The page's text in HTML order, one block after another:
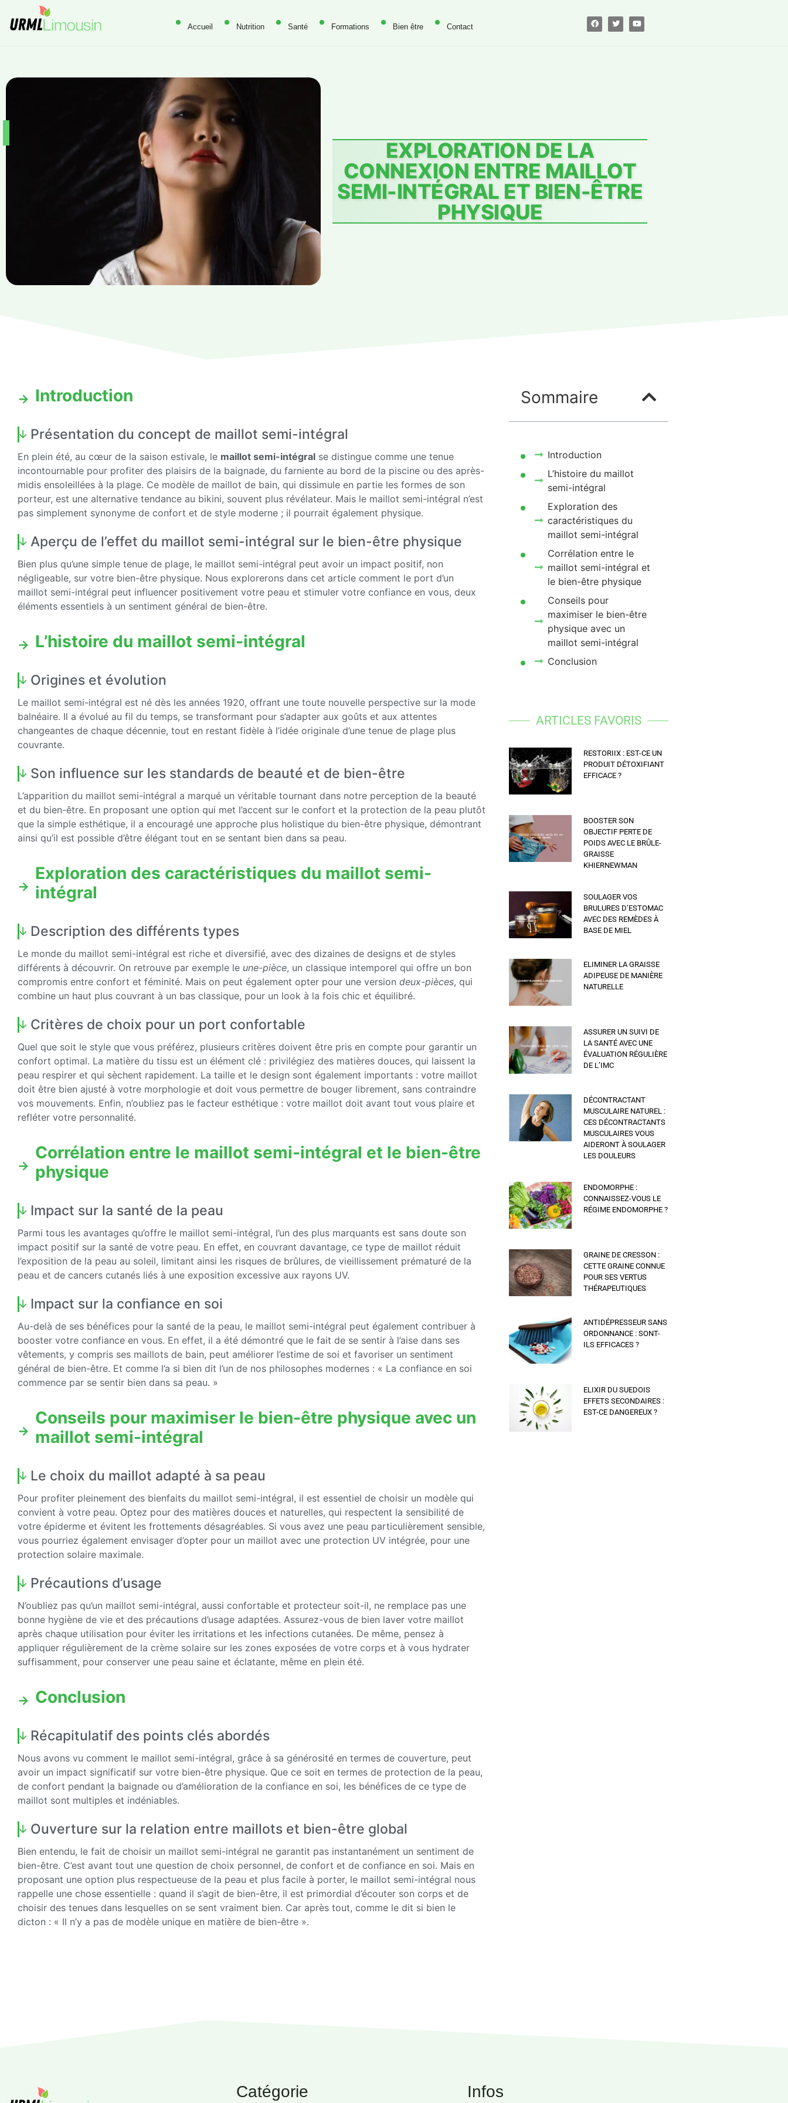
Accueil Nutrition Santé Formations Bien être Contact
EXPLORATION DE LA
CONNEXION ENTRE MAILLOT
SEMI-INTÉGRAL ET BIEN-ÊTRE
PHYSIQUE
Introduction
Présentation du concept de maillot semi-intégral
En plein été, au cœur de la saison estivale, le maillot semi-intégral se distingue comme une tenue
incontournable pour profiter des plaisirs de la baignade, du farniente au bord de la piscine ou des après-
midis ensoleillées à la plage. Ce modèle de maillot de bain, qui dissimule en partie les formes de son
porteur, est une alternative tendance au bikini, souvent plus révélateur. Mais le maillot semi-intégral n’est
pas simplement synonyme de confort et de style moderne ; il pourrait également physique.
Aperçu de l’effet du maillot semi-intégral sur le bien-être physique
Bien plus qu’une simple tenue de plage, le maillot semi-intégral peut avoir un impact positif, non
négligeable, sur votre bien-être physique. Nous explorerons dans cet article comment le port d’un
maillot semi-intégral peut influencer positivement votre peau et stimuler votre confiance en vous, deux
éléments essentiels à un sentiment général de bien-être.
L’histoire du maillot semi-intégral
Origines et évolution
Le maillot semi-intégral est né dès les années 1920, offrant une toute nouvelle perspective sur la mode
balnéaire. Il a évolué au fil du temps, se transformant pour s’adapter aux goûts et aux attentes
changeantes de chaque décennie, tout en restant fidèle à l’idée originale d’une tenue de plage plus
couvrante.
Son influence sur les standards de beauté et de bien-être
L’apparition du maillot semi-intégral a marqué un véritable tournant dans notre perception de la beauté
et du bien-être. En proposant une option qui met l’accent sur le confort et la protection de la peau plutôt
que la simple esthétique, il a encouragé une approche plus holistique du bien-être physique, démontrant
ainsi qu’il est possible d’être élégant tout en se sentant bien dans sa peau.
Exploration des caractéristiques du maillot semi-
intégral
Description des différents types
Le monde du maillot semi-intégral est riche et diversifié, avec des dizaines de designs et de styles
différents à découvrir. On retrouve par exemple le une-pièce, un classique intemporel qui offre un bon
compromis entre confort et féminité. Mais on peut également opter pour une version deux-pièces, qui
combine un haut plus couvrant à un bas classique, pour un look à la fois chic et équilibré.
Critères de choix pour un port confortable
Quel que soit le style que vous préférez, plusieurs critères doivent être pris en compte pour garantir un
confort optimal. La matière du tissu est un élément clé : privilégiez des matières douces, qui laissent la
peau respirer et qui sèchent rapidement. La taille et le design sont également importants : votre maillot
doit être bien ajusté à votre morphologie et doit vous permettre de bouger librement, sans contraindre
vos mouvements. Enfin, n’oubliez pas le facteur esthétique : votre maillot doit avant tout vous plaire et
refléter votre personnalité.
Corrélation entre le maillot semi-intégral et le bien-être
physique
Impact sur la santé de la peau
Parmi tous les avantages qu’offre le maillot semi-intégral, l’un des plus marquants est sans doute son
impact positif sur la santé de votre peau. En effet, en couvrant davantage, ce type de maillot réduit
l’exposition de la peau au soleil, limitant ainsi les risques de brûlures, de vieillissement prématuré de la
peau et de cancers cutanés liés à une exposition excessive aux rayons UV.
Impact sur la confiance en soi
Au-delà de ses bénéfices pour la santé de la peau, le maillot semi-intégral peut également contribuer à
booster votre confiance en vous. En effet, il a été démontré que le fait de se sentir à l’aise dans ses
vêtements, y compris ses maillots de bain, peut améliorer l’estime de soi et favoriser un sentiment
général de bien-être. Et comme l’a si bien dit l’un de nos philosophes modernes : « La confiance en soi
commence par se sentir bien dans sa peau. »
Conseils pour maximiser le bien-être physique avec un
maillot semi-intégral
Le choix du maillot adapté à sa peau
Pour profiter pleinement des bienfaits du maillot semi-intégral, il est essentiel de choisir un modèle qui
convient à votre peau. Optez pour des matières douces et naturelles, qui respectent la sensibilité de
votre épiderme et évitent les frottements désagréables. Si vous avez une peau particulièrement sensible,
vous pourriez également envisager d’opter pour un maillot avec une protection UV intégrée, pour une
protection solaire maximale.
Précautions d’usage
N’oubliez pas qu’un maillot semi-intégral, aussi confortable et protecteur soit-il, ne remplace pas une
bonne hygiène de vie et des précautions d’usage adaptées. Assurez-vous de bien laver votre maillot
après chaque utilisation pour éviter les irritations et les infections cutanées. De même, pensez à
appliquer régulièrement de la crème solaire sur les zones exposées de votre corps et à vous hydrater
suffisamment, pour conserver une peau saine et éclatante, même en plein été.
Conclusion
Récapitulatif des points clés abordés
Nous avons vu comment le maillot semi-intégral, grâce à sa générosité en termes de couverture, peut
avoir un impact significatif sur votre bien-être physique. Que ce soit en termes de protection de la peau,
de confort pendant la baignade ou d’amélioration de la confiance en soi, les bénéfices de ce type de
maillot sont multiples et indéniables.
Ouverture sur la relation entre maillots et bien-être global
Bien entendu, le fait de choisir un maillot semi-intégral ne garantit pas instantanément un sentiment de
bien-être. C’est avant tout une question de choix personnel, de confort et de confiance en soi. Mais en
proposant une option plus respectueuse de la peau et plus facile à porter, le maillot semi-intégral nous
rappelle une chose essentielle : quand il s’agit de bien-être, il est primordial d’écouter son corps et de
choisir des tenues dans lesquelles on se sent vraiment bien. Car après tout, comme le dit si bien le
dicton : « Il n’y a pas de modèle unique en matière de bien-être ».
Sommaire
Introduction
L’histoire du maillot
semi-intégral
Exploration des
caractéristiques du
maillot semi-intégral
Corrélation entre le
maillot semi-intégral et
le bien-être physique
Conseils pour
maximiser le bien-être
physique avec un
maillot semi-intégral
Conclusion
ARTICLES FAVORIS
RESTORIIX : EST-CE UN
PRODUIT DÉTOXIFIANT
EFFICACE ?
BOOSTER SON
OBJECTIF PERTE DE
POIDS AVEC LE BRÛLE-
GRAISSE
KHIERNEWMAN
SOULAGER VOS
BRULURES D’ESTOMAC
AVEC DES REMÈDES À
BASE DE MIEL
ELIMINER LA GRAISSE
ADIPEUSE DE MANIÈRE
NATURELLE
ASSURER UN SUIVI DE
LA SANTÉ AVEC UNE
ÉVALUATION RÉGULIÈRE
DE L’IMC
DÉCONTRACTANT
MUSCULAIRE NATUREL :
CES DÉCONTRACTANTS
MUSCULAIRES VOUS
AIDERONT À SOULAGER
LES DOULEURS
ENDOMORPHE :
CONNAISSEZ-VOUS LE
RÉGIME ENDOMORPHE ?
GRAINE DE CRESSON :
CETTE GRAINE CONNUE
POUR SES VERTUS
THÉRAPEUTIQUES
ANTIDÉPRESSEUR SANS
ORDONNANCE : SONT-
ILS EFFICACES ?
ELIXIR DU SUEDOIS
EFFETS SECONDAIRES :
EST-CE DANGEREUX ?
Catégorie Infos